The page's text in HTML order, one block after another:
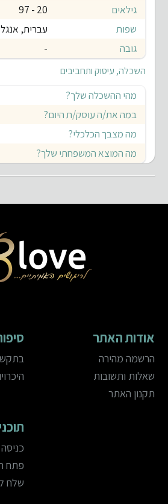
גילאים
20 - 97
שפות
עברית,
גובה
-
השכלה, עיסוק ותחביבים
מהי ההשכלה שלך?
במה את/ה עוסק/ת היום?
מה מצבך הכלכלי?
מה המוצא המשפחתי שלך?
אודות האתר
הרשמה מהירה
שאלות ותשובות
תקנון האתר
פתח
שלח